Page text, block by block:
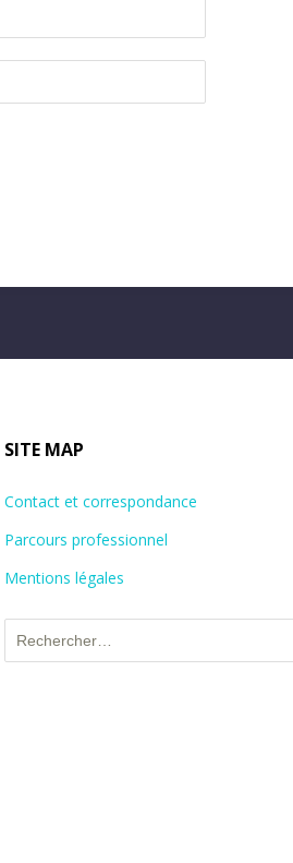
SITE MAP
Contact et correspondance
Parcours professionnel
Mentions légales
Rechercher :